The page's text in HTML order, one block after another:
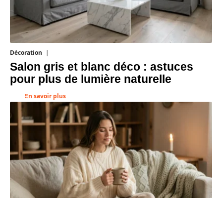
Décoration
Salon gris et blanc déco : astuces
pour plus de lumière naturelle
En savoir plus